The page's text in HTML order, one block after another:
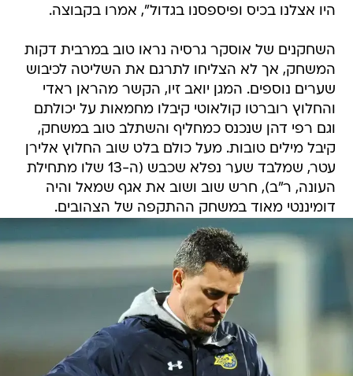
היו אצלנו בכיס ופיספסנו בגדול", אמרו בקבוצה.
השחקנים של אוסקר גרסיה נראו טוב במרבית דקות
המשחק, אך לא הצליחו לתרגם את השליטה לכיבוש
שערים נוספים. המגן יואב זיו, הקשר מהראן ראדי
והחלוץ רוברטו קולאוטי קיבלו מחמאות על יכולתם
וגם רפי דהן שנכנס כמחליף והשתלב טוב במשחק,
קיבל מילים טובות. מעל כולם בלט שוב החלוץ אלירן
עטר, שמלבד שער נפלא שכבש (ה-13 שלו מתחילת
העונה, ר"ב), חרש שוב ושוב את אגף שמאל והיה
דומיננטי מאוד במשחק ההתקפה של הצהובים.